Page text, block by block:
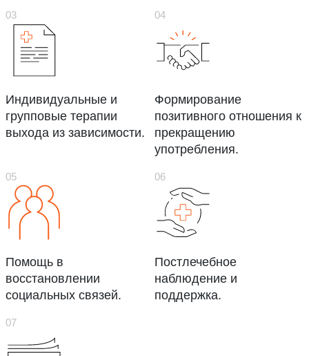
Индивидуальные и
групповые терапии
выхода из зависимости.
Формирование
позитивного отношения к
прекращению
употребления.
Помощь в
восстановлении
социальных связей.
Постлечебное
наблюдение и
поддержка.